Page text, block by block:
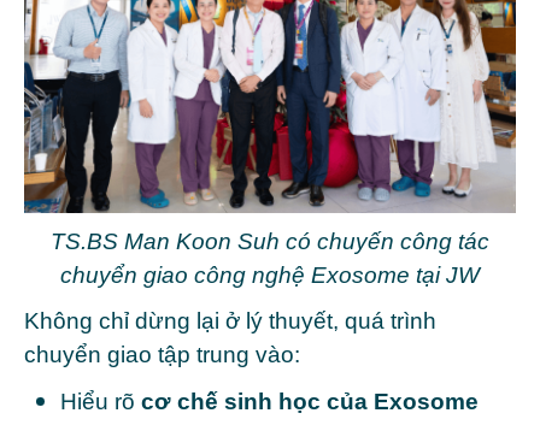
TS.BS Man Koon Suh có chuyến công tác
chuyển giao công nghệ Exosome tại JW
Không chỉ dừng lại ở lý thuyết, quá trình
chuyển giao tập trung vào:
Hiểu rõ cơ chế sinh học của Exosome